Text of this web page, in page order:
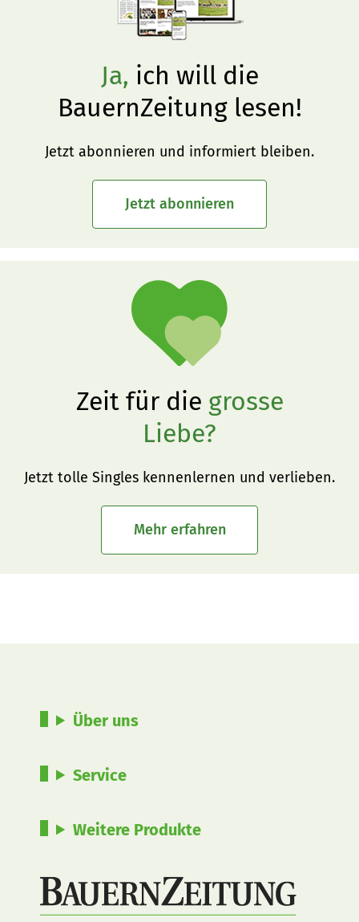
Ja, ich will die
BauernZeitung lesen!
Jetzt abonnieren und informiert bleiben.
Jetzt abonnieren
Zeit für die grosse
Liebe?
Jetzt tolle Singles kennenlernen und verlieben.
Mehr erfahren
Über uns
Service
Weitere Produkte